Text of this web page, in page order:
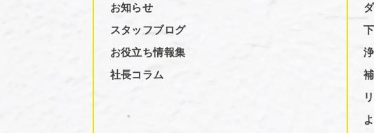
お知らせ
スタッフブログ
お役立ち情報集
社長コラム